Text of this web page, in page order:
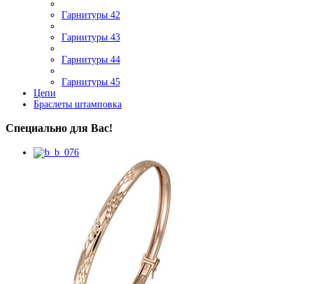
Гарнитуры 42
Гарнитуры 43
Гарнитуры 44
Гарнитуры 45
Цепи
Браслеты штамповка
Специально для Вас!